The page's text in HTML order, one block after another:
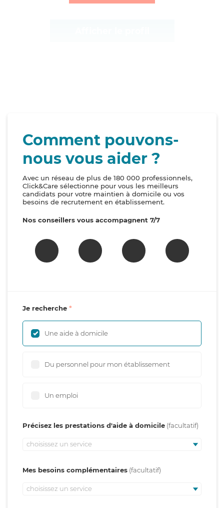
Comment pouvons-
nous vous aider ?
Avec un réseau de plus de 180 000 professionnels,
Click&Care sélectionne pour vous les meilleurs
candidats pour votre maintien à domicile ou vos
besoins de recrutement en établissement.
Nos conseillers vous accompagnent 7/7
Je recherche
Une aide à domicile
Du personnel pour mon établissement
Un emploi
Précisez les prestations d'aide à domicile
choisissez un service
Mes besoins complémentaires
choisissez un service